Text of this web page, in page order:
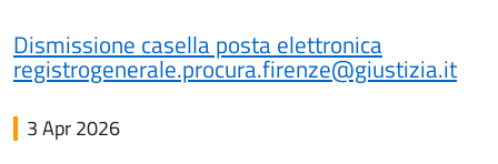
Dismissione casella posta elettronica
registrogenerale.procura.firenze@giustizia.it
3 Apr 2026